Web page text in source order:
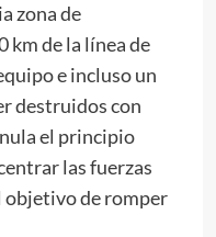
zona de
de la línea de
e incluso un
destruidos con
el principio
las fuerzas
objetivo de romper